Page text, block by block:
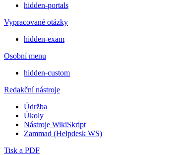
hidden-portals
Vypracované otázky
hidden-exam
Osobní menu
hidden-custom
Redakční nástroje
Údržba
Úkoly
Nástroje WikiSkript
Zammad (Helpdesk WS)
Tisk a PDF